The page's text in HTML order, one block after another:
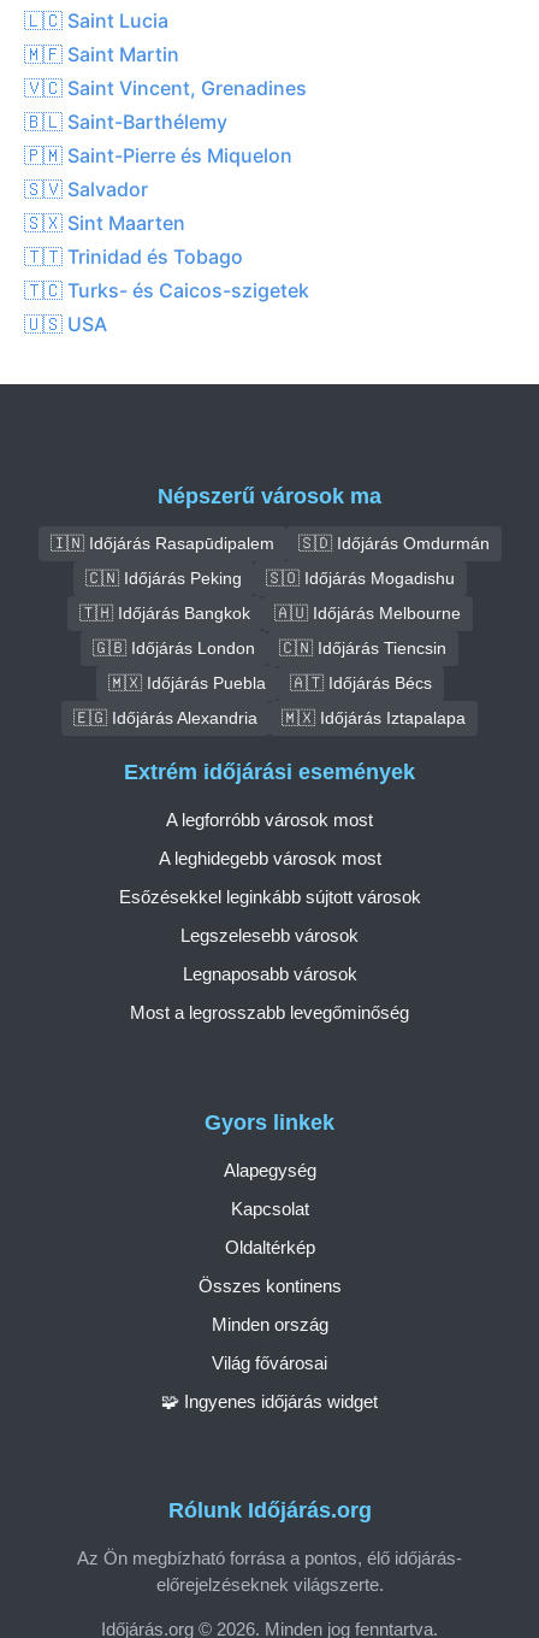
🇱🇨 Saint Lucia
🇲🇫 Saint Martin
🇻🇨 Saint Vincent, Grenadines
🇧🇱 Saint-Barthélemy
🇵🇲 Saint-Pierre és Miquelon
🇸🇻 Salvador
🇸🇽 Sint Maarten
🇹🇹 Trinidad és Tobago
🇹🇨 Turks- és Caicos-szigetek
🇺🇸 USA
Népszerű városok ma
🇮🇳 Időjárás Rasapūdipalem
🇸🇩 Időjárás Omdurmán
🇨🇳 Időjárás Peking
🇸🇴 Időjárás Mogadishu
🇹🇭 Időjárás Bangkok
🇦🇺 Időjárás Melbourne
🇬🇧 Időjárás London
🇨🇳 Időjárás Tiencsin
🇲🇽 Időjárás Puebla
🇦🇹 Időjárás Bécs
🇪🇬 Időjárás Alexandria
🇲🇽 Időjárás Iztapalapa
Rólunk Időjárás.org
Az Ön megbízható forrása a pontos, élő időjárás-
előrejelzéseknek világszerte.
Időjárás.org © 2026. Minden jog fenntartva.
Gyors linkek
Alapegység
Kapcsolat
Oldaltérkép
Összes kontinens
Minden ország
Világ fővárosai
🧩 Ingyenes időjárás widget
Extrém időjárási események
A legforróbb városok most
A leghidegebb városok most
Esőzésekkel leginkább sújtott városok
Legszelesebb városok
Legnaposabb városok
Most a legrosszabb levegőminőség